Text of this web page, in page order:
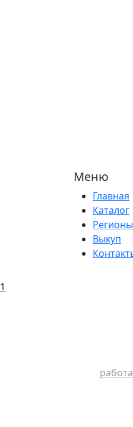
Меню
Главная
Каталог
Регионы
Выкуп